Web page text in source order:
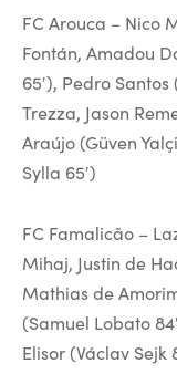
FC Arouca – Nico
Fontán, Amadou
65′), Pedro
Trezza, Jason
Araújo (Güven
Sylla 65′)
FC Famalicão –
Mihaj, Justin de
Mathias de
(Samuel Lobato
Elisor (Václav Sejk